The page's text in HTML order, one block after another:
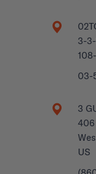
3-
03-
3
406
US